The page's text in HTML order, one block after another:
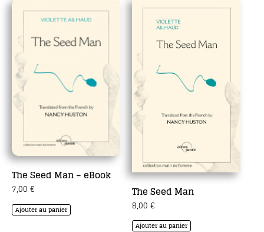
The Seed Man – eBook
7,00 €
Ajouter au panier
The Seed Man
8,00 €
Ajouter au panier